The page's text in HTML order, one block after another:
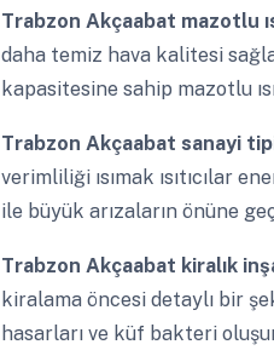
Trabzon Akçaabat mazotlu
daha temiz hava kalitesi
kapasitesine sahip mazotlu
Trabzon Akçaabat sanayi
verimliliği ısımak ısıtıcılar
ile büyük arızaların önüne
Trabzon Akçaabat kiralık
kiralama öncesi detaylı bir
hasarları ve küf bakteri